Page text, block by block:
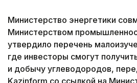
Министерство энергетики
Министерством
утвердило перечень
где инвесторы смогут
и добычу углеводородов,
Kazinform со ссылкой на